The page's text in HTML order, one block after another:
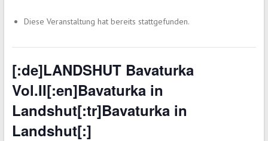
Diese Veranstaltung hat bereits stattgefunden.
[:de]LANDSHUT Bavaturka
Vol.II[:en]Bavaturka in
Landshut[:tr]Bavaturka in
Landshut[:]